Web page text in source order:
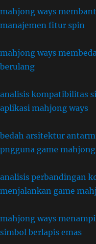
mahjong ways
manajemen fitur spin
mahjong ways
berulang
analisis kompatibilitas
aplikasi mahjong ways
bedah arsitektur
pngguna game
analisis perbandingan
menjalankan game
mahjong ways
simbol berlapis emas